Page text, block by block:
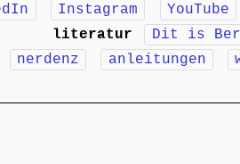
Instagram YouTube
literatur
Dit is
nerdenz anleitungen